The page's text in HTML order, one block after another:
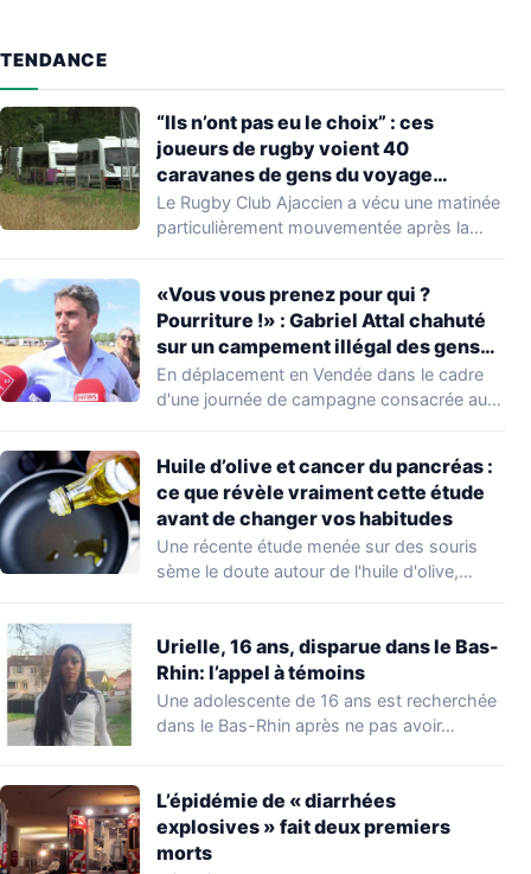
TENDANCE
“Ils n’ont pas eu le choix” : ces
joueurs de rugby voient 40
caravanes de gens du voyage
s’installer dans leur stade, ils les
délogent en moins d’1 heure
Le Rugby Club Ajaccien a vécu une matinée
particulièrement mouvementée après la
«Vous vous prenez pour qui ?
Pourriture !» : Gabriel Attal chahuté
sur un campement illégal des gens
du voyage
En déplacement en Vendée dans le cadre
d'une journée de campagne consacrée aux
Huile d’olive et cancer du pancréas :
ce que révèle vraiment cette étude
avant de changer vos habitudes
Une récente étude menée sur des souris
sème le doute autour de l'huile d'olive,…
Urielle, 16 ans, disparue dans le Bas-
Rhin: l’appel à témoins
Une adolescente de 16 ans est recherchée
dans le Bas-Rhin après ne pas avoir…
L’épidémie de « diarrhées
explosives » fait deux premiers
morts